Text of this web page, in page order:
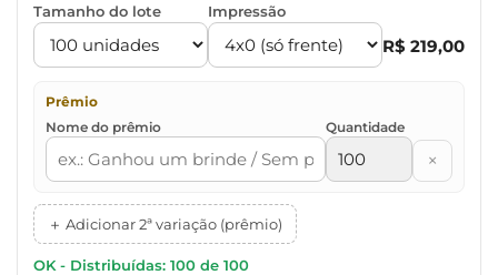
Tamanho do lote Impressão
R$ 219,00
Prêmio
Nome do prêmio
Quantidade
×
＋ Adicionar 2ª variação (prêmio)
OK - Distribuídas: 100 de 100